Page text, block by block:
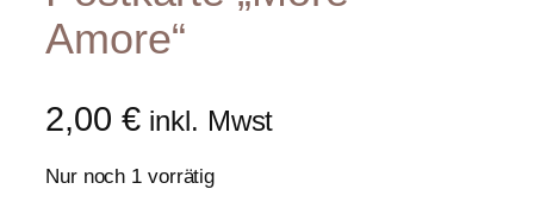
Amore“
2,00 € inkl. Mwst
Nur noch 1 vorrätig